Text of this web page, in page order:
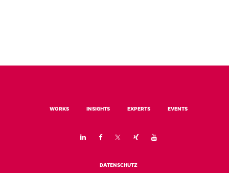
WORKS INSIGHTS EXPERTS EVENTS
DATENSCHUTZ